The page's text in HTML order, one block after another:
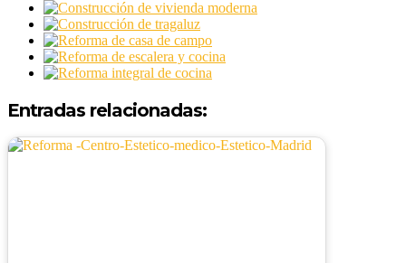
Entradas relacionadas: